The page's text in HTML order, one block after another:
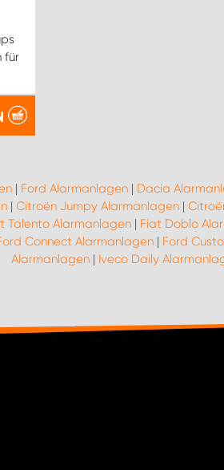
für
| Ford Alarmanlagen| Dacia
| Citroën Jumpy Alarmanlagen |
Talento Alarmanlagen| Fiat Doblo
Connect Alarmanlagen | Ford
Alarmanlagen| Iveco Daily